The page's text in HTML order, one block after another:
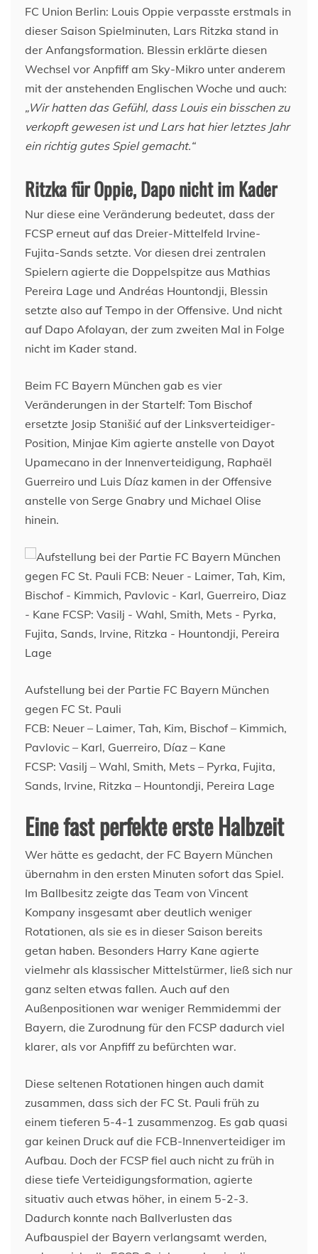
FC Union Berlin: Louis Oppie verpasste erstmals in
dieser Saison Spielminuten, Lars Ritzka stand in
der Anfangsformation. Blessin erklärte diesen
Wechsel vor Anpfiff am Sky-Mikro unter anderem
mit der anstehenden Englischen Woche und auch:
„Wir hatten das Gefühl, dass Louis ein bisschen zu
verkopft gewesen ist und Lars hat hier letztes Jahr
ein richtig gutes Spiel gemacht.“
Ritzka für Oppie, Dapo nicht im Kader
Nur diese eine Veränderung bedeutet, dass der
FCSP erneut auf das Dreier-Mittelfeld Irvine-
Fujita-Sands setzte. Vor diesen drei zentralen
Spielern agierte die Doppelspitze aus Mathias
Pereira Lage und Andréas Hountondji, Blessin
setzte also auf Tempo in der Offensive. Und nicht
auf Dapo Afolayan, der zum zweiten Mal in Folge
nicht im Kader stand.
Beim FC Bayern München gab es vier
Veränderungen in der Startelf: Tom Bischof
ersetzte Josip Stanišić auf der Linksverteidiger-
Position, Minjae Kim agierte anstelle von Dayot
Upamecano in der Innenverteidigung, Raphaël
Guerreiro und Luis Díaz kamen in der Offensive
anstelle von Serge Gnabry und Michael Olise
hinein.
Aufstellung bei der Partie FC Bayern München
gegen FC St. Pauli
FCB: Neuer – Laimer, Tah, Kim, Bischof – Kimmich,
Pavlovic – Karl, Guerreiro, Díaz – Kane
FCSP: Vasilj – Wahl, Smith, Mets – Pyrka, Fujita,
Sands, Irvine, Ritzka – Hountondji, Pereira Lage
Eine fast perfekte erste Halbzeit
Wer hätte es gedacht, der FC Bayern München
übernahm in den ersten Minuten sofort das Spiel.
Im Ballbesitz zeigte das Team von Vincent
Kompany insgesamt aber deutlich weniger
Rotationen, als sie es in dieser Saison bereits
getan haben. Besonders Harry Kane agierte
vielmehr als klassischer Mittelstürmer, ließ sich nur
ganz selten etwas fallen. Auch auf den
Außenpositionen war weniger Remmidemmi der
Bayern, die Zurodnung für den FCSP dadurch viel
klarer, als vor Anpfiff zu befürchten war.
Diese seltenen Rotationen hingen auch damit
zusammen, dass sich der FC St. Pauli früh zu
einem tieferen 5-4-1 zusammenzog. Es gab quasi
gar keinen Druck auf die FCB-Innenverteidiger im
Aufbau. Doch der FCSP fiel auch nicht zu früh in
diese tiefe Verteidigungsformation, agierte
situativ auch etwas höher, in einem 5-2-3.
Dadurch konnte nach Ballverlusten das
Aufbauspiel der Bayern verlangsamt werden,